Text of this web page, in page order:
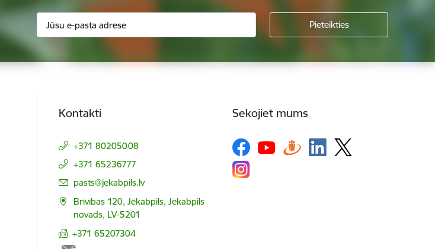
Kontakti
+371 80205008
+371 65236777
E-pasts:
pasts@jekabpils.lv
Brīvības 120, Jēkabpils, Jēkabpils
novads, LV-5201
+371 65207304
Sekojiet mums